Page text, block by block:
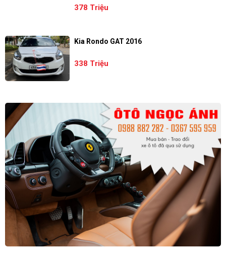
378 Triệu
Kia Rondo GAT 2016
338 Triệu